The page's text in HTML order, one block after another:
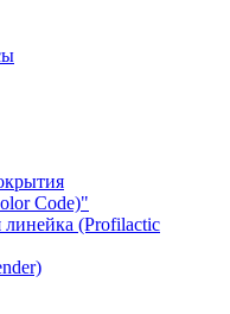
Code)"
(Profilactic